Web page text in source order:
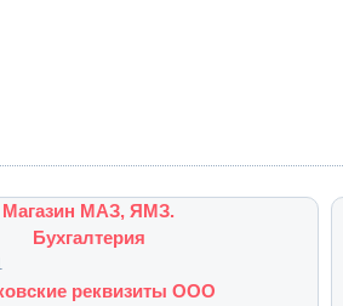
Магазин МАЗ, ЯМЗ.
Бухгалтерия
реквизиты ООО